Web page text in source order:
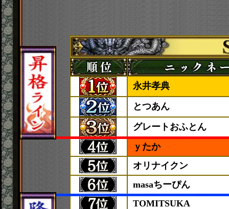
永井孝典
とつあん
グレートおふとん
ｙたか
オリナイクン
masaちーぴん
TOMITSUKA